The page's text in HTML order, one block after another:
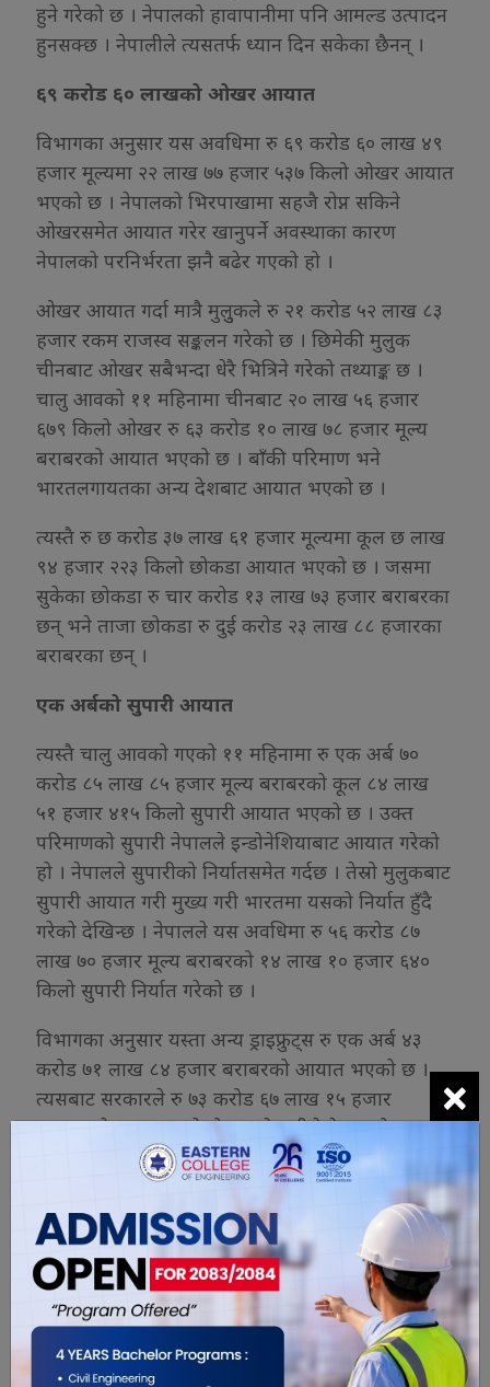
हुने गरेको छ । नेपालको हावापानीमा पनि आमल्ड उत्पादन
हुनसक्छ । नेपालीले त्यसतर्फ ध्यान दिन सकेका छैनन् ।
६९ करोड ६० लाखको ओखर आयात
विभागका अनुसार यस अवधिमा रु ६९ करोड ६० लाख ४९
हजार मूल्यमा २२ लाख ७७ हजार ५३७ किलो ओखर आयात
भएको छ । नेपालको भिरपाखामा सहजै रोप्न सकिने
ओखरसमेत आयात गरेर खानुपर्ने अवस्थाका कारण
नेपालको परनिर्भरता झनै बढेर गएको हो ।
ओखर आयात गर्दा मात्रै मुलुुकले रु २१ करोड ५२ लाख ८३
हजार रकम राजस्व सङ्कलन गरेको छ । छिमेकी मुलुक
चीनबाट ओखर सबैभन्दा धेरै भित्रिने गरेको तथ्याङ्क छ ।
चालु आवको ११ महिनामा चीनबाट २० लाख ५६ हजार
६७९ किलो ओखर रु ६३ करोड १० लाख ७८ हजार मूल्य
बराबरको आयात भएको छ । बाँकी परिमाण भने
भारतलगायतका अन्य देशबाट आयात भएको छ ।
त्यस्तै रु छ करोड ३७ लाख ६१ हजार मूल्यमा कूल छ लाख
९४ हजार २२३ किलो छोकडा आयात भएको छ । जसमा
सुकेका छोकडा रु चार करोड १३ लाख ७३ हजार बराबरका
छन् भने ताजा छोकडा रु दुई करोड २३ लाख ८८ हजारका
बराबरका छन् ।
एक अर्बको सुपारी आयात
त्यस्तै चालु आवको गएको ११ महिनामा रु एक अर्ब ७०
करोड ८५ लाख ८५ हजार मूल्य बराबरको कूल ८४ लाख
५१ हजार ४१५ किलो सुपारी आयात भएको छ । उक्त
परिमाणको सुपारी नेपालले इन्डोनेशियाबाट आयात गरेको
हो । नेपालले सुपारीको निर्यातसमेत गर्दछ । तेस्रो मुलुकबाट
सुपारी आयात गरी मुख्य गरी भारतमा यसको निर्यात हुँदै
गरेको देखिन्छ । नेपालले यस अवधिमा रु ५६ करोड ८७
लाख ७० हजार मूल्य बराबरको १४ लाख १० हजार ६४०
किलो सुपारी निर्यात गरेको छ ।
विभागका अनुसार यस्ता अन्य ड्राइफ्रुट्स रु एक अर्ब ४३
करोड ७१ लाख ८४ हजार बराबरको आयात भएको छ ।
त्यसबाट सरकारले रु ७३ करोड ६७ लाख १५ हजार
राजस्वसमेत सङ्कलन गरेको छ । नेपालीले नेपालको
भौगोलिक अवस्था तथा हावापानीमा राम्रो उत्पादन हुने
जुनेलोसमेत आयात गरिरहेको विवरण छ । नेपालले चालु
आवको जेठ मसान्तसम्मको अवधिमा ७७७ किलो जुनेलो रु
४० हजार मूल्यमा आयात गरेको छ ।
बारीका डिलमा रोप्दा हुने जुनेलो खरिद गर्न विप्रेषणबाट
भित्रिएको पैसा खर्च गर्न थालेपछि त्यसले अर्थतन्त्रमा
नकारात्मक प्रभाव पार्ने कुरा स्वभाविक नै भएको बताइएको
×